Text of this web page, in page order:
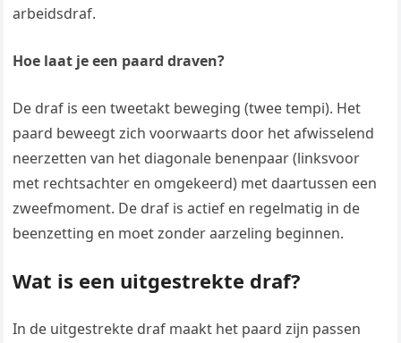
arbeidsdraf.
Hoe laat je een paard draven?
De draf is een tweetakt beweging (twee tempi). Het
paard beweegt zich voorwaarts door het afwisselend
neerzetten van het diagonale benenpaar (linksvoor
met rechtsachter en omgekeerd) met daartussen een
zweefmoment. De draf is actief en regelmatig in de
beenzetting en moet zonder aarzeling beginnen.
Wat is een uitgestrekte draf?
In de uitgestrekte draf maakt het paard zijn passen